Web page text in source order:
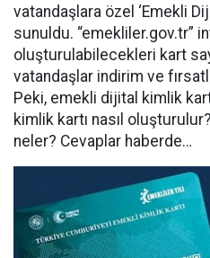
vatandaşlara özel ‘Emekli
sunuldu. “emekliler.gov.tr”
oluşturulabilecekleri kart
vatandaşlar indirim ve
Peki, emekli dijital kimlik
kimlik kartı nasıl
neler? Cevaplar haberde…